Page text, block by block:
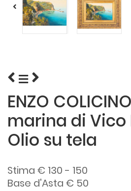
ENZO
marina di Vico
Olio su tela
Stima € 130 - 150
Base d'Asta € 50